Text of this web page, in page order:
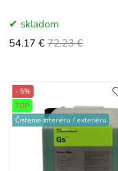
skladom
54.17 € 72.23 €
- 5%
TOP
Čistenie interiéru / exteriéru